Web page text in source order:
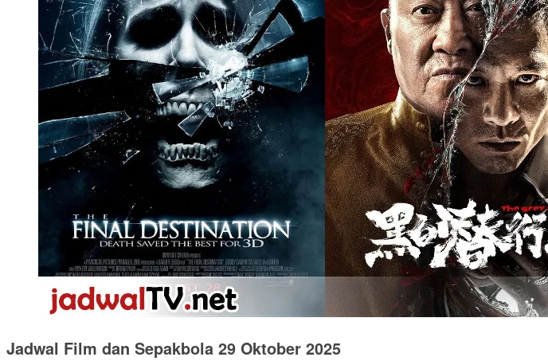
Jadwal Film dan Sepakbola 29 Oktober 2025